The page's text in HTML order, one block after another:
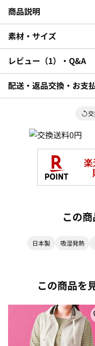
商品説明
素材・サイズ
レビュー 1 ・Q&A
配送・返品交換・お支
この
日本製 吸湿発熱
この商品を